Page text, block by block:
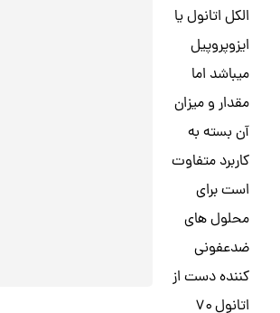
الکل اتانول یا
ایزوپروپیل
میباشد اما
مقدار و میزان
آن بسته به
کاربرد متفاوت
است برای
محلول های
ضدعفونی
کننده دست از
اتانول ۷۰